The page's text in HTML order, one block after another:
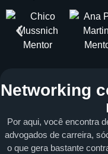
Networking
Por aqui, você encontra
advogados de carreira,
o que gera bastante